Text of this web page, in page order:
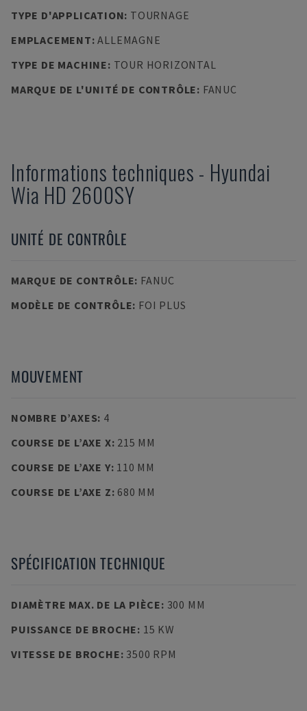
TYPE D'APPLICATION: TOURNAGE
EMPLACEMENT:ALLEMAGNE
TYPE DE MACHINE: TOUR HORIZONTAL
MARQUE DE L'UNITÉ DE CONTRÔLE: FANUC
Informations techniques - Hyundai
Wia HD 2600SY
UNITÉ DE CONTRÔLE
MARQUE DE CONTRÔLE: FANUC
MODÈLE DE CONTRÔLE: FOI PLUS
MOUVEMENT
NOMBRE D’AXES: 4
COURSE DE L’AXE X: 215 MM
COURSE DE L’AXE Y: 110 MM
COURSE DE L’AXE Z: 680 MM
SPÉCIFICATION TECHNIQUE
DIAMÈTRE MAX. DE LA PIÈCE: 300 MM
PUISSANCE DE BROCHE: 15 KW
VITESSE DE BROCHE: 3500 RPM